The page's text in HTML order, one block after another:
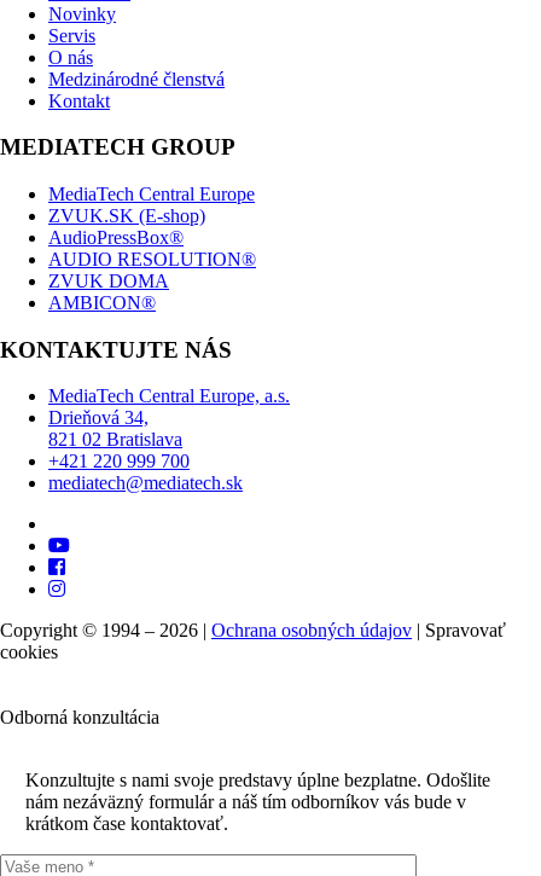
Novinky
Servis
O nás
Medzinárodné členstvá
Kontakt
MEDIATECH GROUP
MediaTech Central Europe
ZVUK.SK (E-shop)
AudioPressBox®
AUDIO RESOLUTION®
ZVUK DOMA
AMBICON®
KONTAKTUJTE NÁS
MediaTech Central Europe, a.s.
Drieňová 34,
821 02 Bratislava
+421 220 999 700
mediatech@mediatech.sk
Copyright © 1994 – 2026 | Ochrana osobných údajov | Spravovať
cookies
Odborná konzultácia
Konzultujte s nami svoje predstavy úplne bezplatne. Odošlite
nám nezáväzný formulár a náš tím odborníkov vás bude v
krátkom čase kontaktovať.